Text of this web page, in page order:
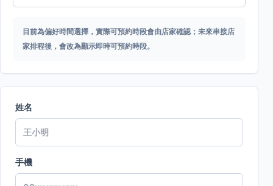
目前為偏好時間選擇，實際可預約時段會由店家確認；未來串接店
家排程後，會改為顯示即時可預約時段。
姓名
手機